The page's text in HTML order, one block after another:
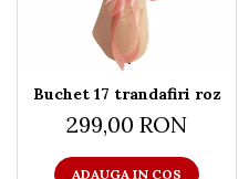
Buchet 17 trandafiri roz
299,00 RON
ADAUGA IN COS